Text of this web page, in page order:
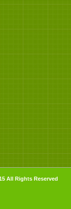
All Rights Reserved